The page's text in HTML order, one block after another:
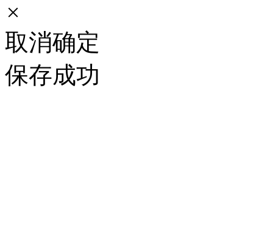
×
取消确定
保存成功